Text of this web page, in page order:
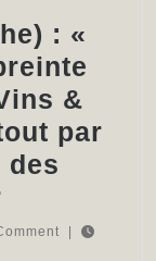
: «
&
par
des
Besbes